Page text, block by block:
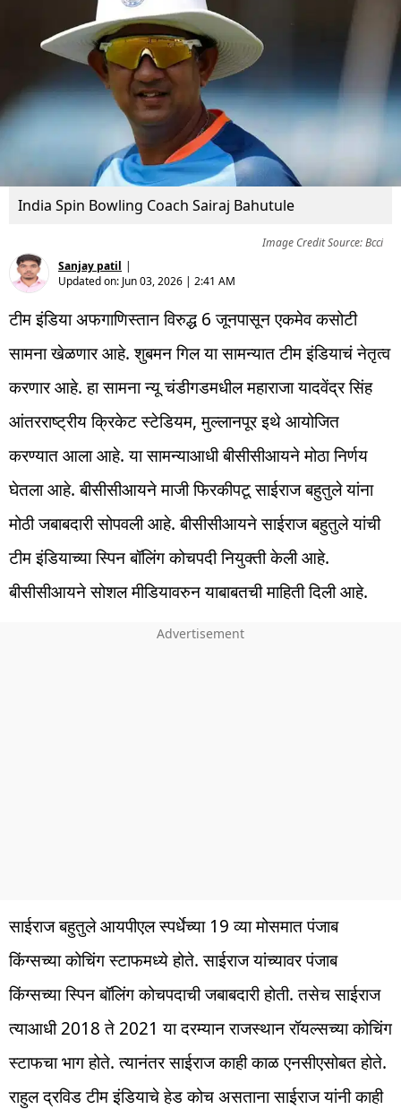
India Spin Bowling Coach Sairaj Bahutule
Image Credit Source: Bcci
Sanjay patil |
Updated on: Jun 03, 2026 | 2:41 AM
टीम इंडिया अफगाणिस्तान विरुद्ध 6 जूनपासून एकमेव कसोटी
सामना खेळणार आहे. शुबमन गिल या सामन्यात टीम इंडियाचं नेतृत्व
करणार आहे. हा सामना न्यू चंडीगडमधील महाराजा यादवेंद्र सिंह
आंतरराष्ट्रीय क्रिकेट स्टेडियम, मुल्लानपूर इथे आयोजित
करण्यात आला आहे. या सामन्याआधी बीसीसीआयने मोठा निर्णय
घेतला आहे. बीसीसीआयने माजी फिरकीपटू साईराज बहुतुले यांना
मोठी जबाबदारी सोपवली आहे. बीसीसीआयने साईराज बहुतुले यांची
टीम इंडियाच्या स्पिन बॉलिंग कोचपदी नियुक्ती केली आहे.
बीसीसीआयने सोशल मीडियावरुन याबाबतची माहिती दिली आहे.
साईराज बहुतुले आयपीएल स्पर्धेच्या 19 व्या मोसमात पंजाब
किंग्सच्या कोचिंग स्टाफमध्ये होते. साईराज यांच्यावर पंजाब
किंग्सच्या स्पिन बॉलिंग कोचपदाची जबाबदारी होती. तसेच साईराज
त्याआधी 2018 ते 2021 या दरम्यान राजस्थान रॉयल्सच्या कोचिंग
स्टाफचा भाग होते. त्यानंतर साईराज काही काळ एनसीएसोबत होते.
राहुल द्रविड टीम इंडियाचे हेड कोच असताना साईराज यांनी काही